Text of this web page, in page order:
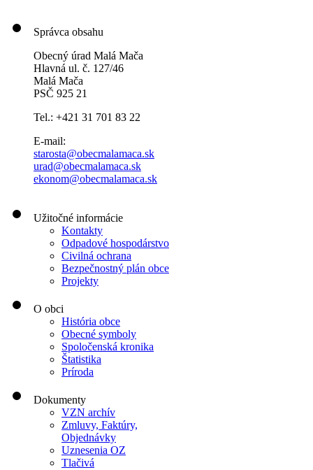
Správca obsahu
Obecný úrad Malá Mača
Hlavná ul. č. 127/46
Malá Mača
PSČ 925 21
Tel.: +421 31 701 83 22
E-mail:
starosta@obecmalamaca.sk
urad@obecmalamaca.sk
ekonom@obecmalamaca.sk
Užitočné informácie
Kontakty
Odpadové hospodárstvo
Civilná ochrana
Bezpečnostný plán obce
Projekty
O obci
História obce
Obecné symboly
Spoločenská kronika
Štatistika
Príroda
Dokumenty
VZN archív
Zmluvy, Faktúry,
Objednávky
Uznesenia OZ
Tlačivá